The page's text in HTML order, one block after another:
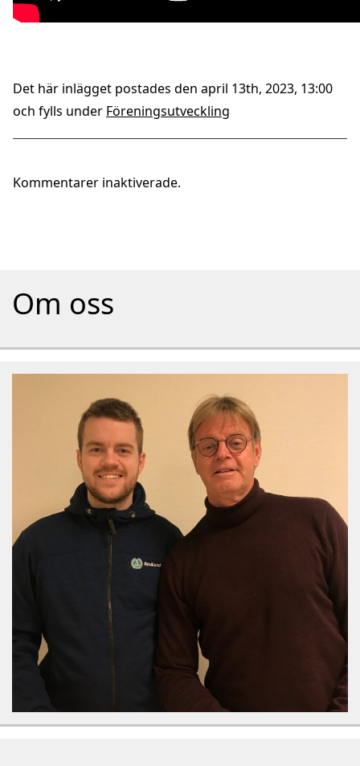
Det här inlägget postades den april 13th, 2023, 13:00
och fylls under Föreningsutveckling
Kommentarer inaktiverade.
Om oss